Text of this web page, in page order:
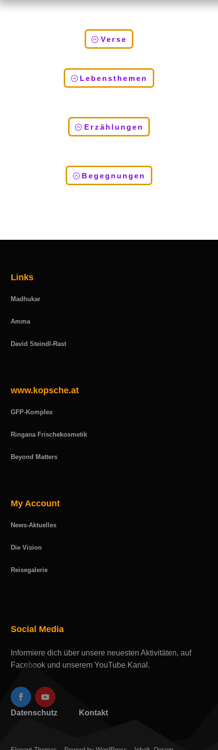
Verse
Lebensthemen
Erzählungen
Begegnungen
Links
Madhukar
Amma
David Steindl-Rast
www.kopsche.at
GFP-Komplex
Ringana Frischekosmetik
Beyond Matters
My Account
News-Aktuelles
Die Vision
Reisegalerie
Social Media
Informiere dich über unsere neuesten Aktivitäten, auf
Facebook und unserem YouTube Kanal.
Datenschutz Kontakt